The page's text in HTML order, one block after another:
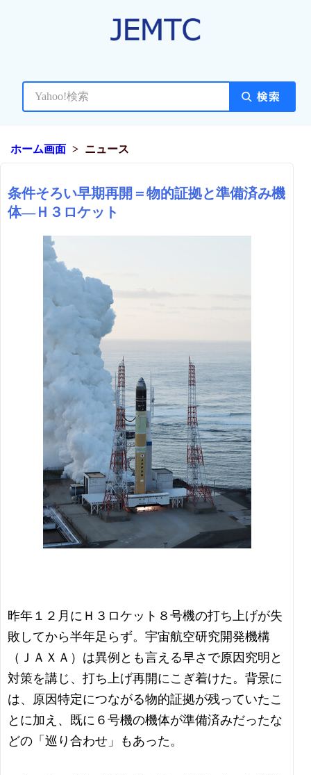
ホーム画面 ニュース
条件そろい早期再開＝物的証拠と準備済み機
体―Ｈ３ロケット
昨年１２月にＨ３ロケット８号機の打ち上げが失
敗してから半年足らず。宇宙航空研究開発機構
（ＪＡＸＡ）は異例とも言える早さで原因究明と
対策を講じ、打ち上げ再開にこぎ着けた。背景に
は、原因特定につながる物的証拠が残っていたこ
とに加え、既に６号機の機体が準備済みだったな
どの「巡り合わせ」もあった。